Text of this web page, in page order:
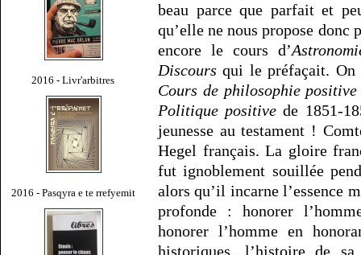
2016 - Livr'arbitres
2016 - Pasqyra e te rrefyemit
beau parce que parfait et
qu’elle ne nous propose donc
encore le cours d’
Discours qui le préfaçait. On
Cours de philosophie positive
Politique positive de 1851-
jeunesse au testament !
Hegel français. La gloire
fut ignoblement souillée
alors qu’il incarne l’essence
profonde : honorer
honorer l’homme en
historiques, l’histoire de